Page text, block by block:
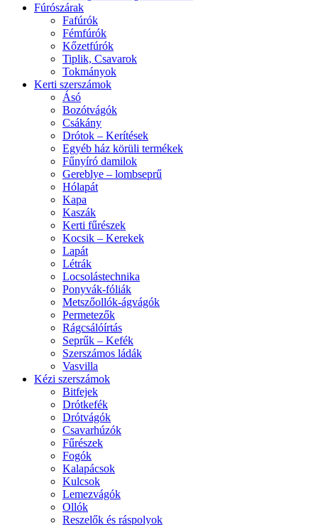
Fúrószárak
Fafúrók
Fémfúrók
Kőzetfúrók
Tiplik, Csavarok
Tokmányok
Kerti szerszámok
Ásó
Bozótvágók
Csákány
Drótok – Kerítések
Egyéb ház körüli termékek
Fűnyíró damilok
Gereblye – lombseprű
Hólapát
Kapa
Kaszák
Kerti fűrészek
Kocsik – Kerekek
Lapát
Létrák
Locsolástechnika
Ponyvák-fóliák
Metszőollók-ágvágók
Permetezők
Rágcsálóírtás
Seprűk – Kefék
Szerszámos ládák
Vasvilla
Kézi szerszámok
Bitfejek
Drótkefék
Drótvágók
Csavarhúzók
Fűrészek
Fogók
Kalapácsok
Kulcsok
Lemezvágók
Ollók
Reszelők és ráspolyok